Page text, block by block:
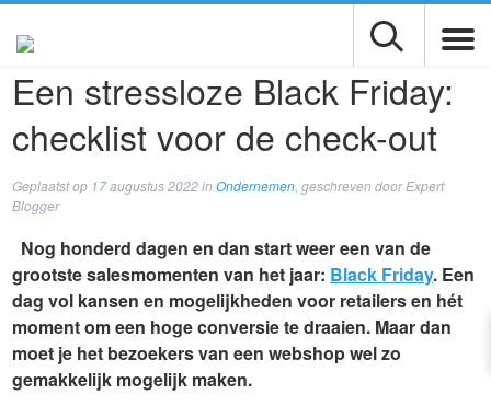
Een stressloze Black Friday:
checklist voor de check-out
Geplaatst op 17 augustus 2022inOndernemen , geschreven door Expert
Blogger
Nog honderd dagen en dan start weer een van de
grootste salesmomenten van het jaar: Black Friday. Een
dag vol kansen en mogelijkheden voor retailers en hét
moment om een hoge conversie te draaien. Maar dan
moet je het bezoekers van een webshop wel zo
gemakkelijk mogelijk maken.